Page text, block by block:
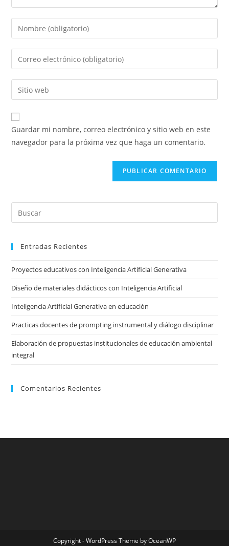
Introducí
tu
nombre
de
usuario
para
comentar
Introducí
tu
dirección
de
electrónico
para
comentar
Introducí
la
URL
de
Guardar mi nombre, correo electrónico y sitio web en este
navegador para la próxima vez que haga un comentario.
Entradas Recientes
Proyectos educativos con Inteligencia Artificial Generativa
Diseño de materiales didácticos con Inteligencia Artificial
Inteligencia Artificial Generativa en educación
Practicas docentes de prompting instrumental y diálogo disciplinar
Elaboración de propuestas institucionales de educación ambiental
integral
Comentarios Recientes
Copyright - WordPress Theme by OceanWP